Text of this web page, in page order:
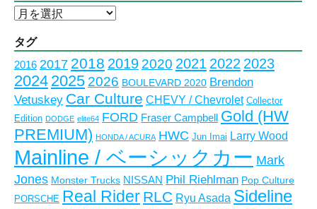
ア
カ
ブ
タグ
2016 2017 2018 2019 2020 2021 2022 2023
2024 2025 2026 BOULEVARD 2020 Brendon
Vetuskey Car Culture CHEVY / Chevrolet Collector
Edition DODGE elite64 FORD Fraser Campbell
Gold (HW
PREMIUM) HONDA / ACURA HWC Jun Imai Larry Wood
Mainline / ベーシックカー Mark
Jones Monster Trucks NISSAN Phil Riehlman Pop Culture
PORSCHE Real Rider RLC Ryu Asada Sideline